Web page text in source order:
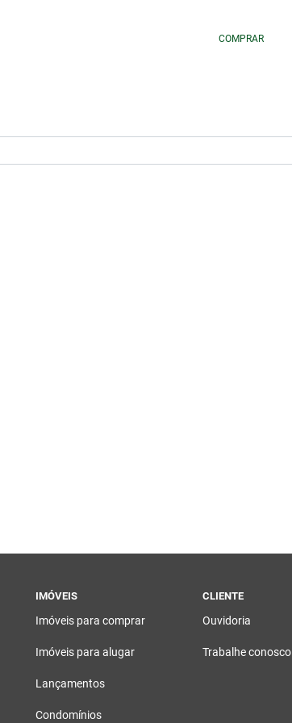
COMPRAR
IMÓVEIS
Imóveis para comprar
Imóveis para alugar
Lançamentos
Condomínios
CLIENTE
Ouvidoria
Trabalhe conosco